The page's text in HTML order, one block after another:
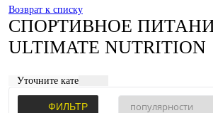
Возврат к списку
СПОРТИВНОЕ
ULTIMATE NUTRITION
Уточните категорию:
ФИЛЬТР